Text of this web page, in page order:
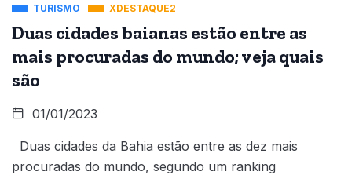
TURISMO XDESTAQUE2
Duas cidades baianas estão entre as
mais procuradas do mundo; veja quais
são
01/01/2023
Duas cidades da Bahia estão entre as dez mais
procuradas do mundo, segundo um ranking